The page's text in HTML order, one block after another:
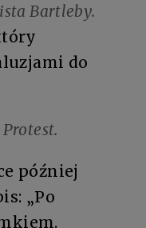
Bartleby.
do
Protest.
później
„Po